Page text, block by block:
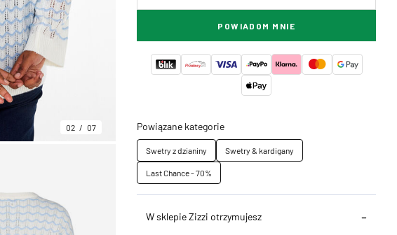
02 07
POWIADOM MNIE
Powiązane kategorie
Swetry z dzianiny
Swetry & kardigany
Last Chance - 70%
W sklepie Zizzi otrzymujesz